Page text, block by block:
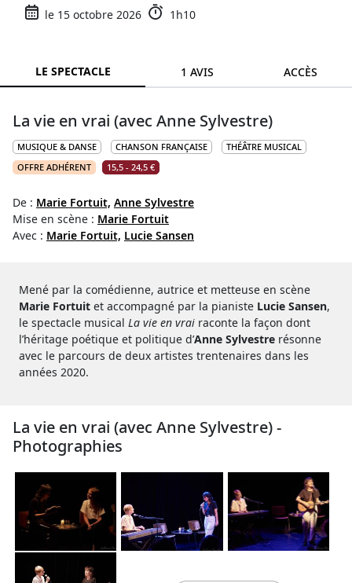
le 15 octobre 2026 1h10
LE SPECTACLE 1 AVIS ACCÈS
La vie en vrai (avec Anne Sylvestre)
MUSIQUE & DANSE CHANSON FRANÇAISE
THÉÂTRE MUSICAL
OFFRE ADHÉRENT
15,5 - 24,5 €
De : Marie Fortuit, Anne Sylvestre
Mise en scène : Marie Fortuit
Avec : Marie Fortuit, Lucie Sansen
Mené par la comédienne, autrice et metteuse en scène
Marie Fortuit et accompagné par la pianiste Lucie Sansen,
le spectacle musical La vie en vrai raconte la façon dont
l’héritage poétique et politique d’Anne Sylvestre résonne
avec le parcours de deux artistes trentenaires dans les
années 2020.
La vie en vrai (avec Anne Sylvestre) -
Photographies